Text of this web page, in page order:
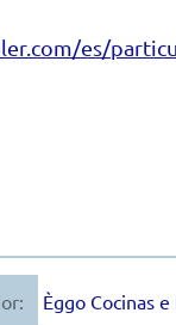
es/
Èggo Cocinas